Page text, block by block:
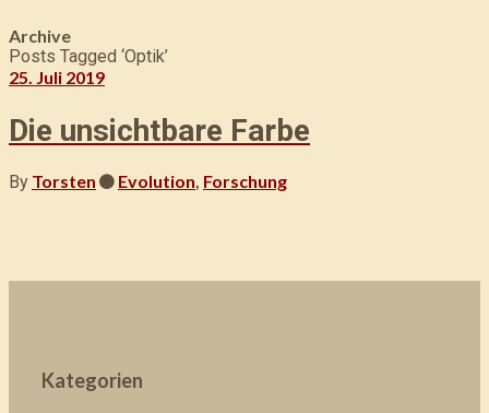
Archive
Posts Tagged ‘Optik’
25. Juli 2019
Die unsichtbare Farbe
By Torsten Evolution, Forschung
Kategorien